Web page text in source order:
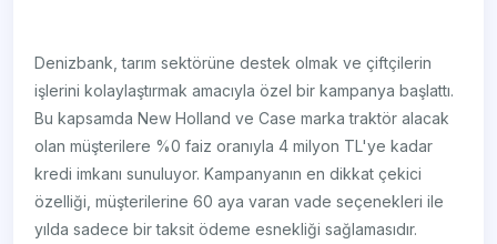
Denizbank, tarım sektörüne destek olmak ve çiftçilerin
işlerini kolaylaştırmak amacıyla özel bir kampanya başlattı.
Bu kapsamda New Holland ve Case marka traktör alacak
olan müşterilere %0 faiz oranıyla 4 milyon TL'ye kadar
kredi imkanı sunuluyor. Kampanyanın en dikkat çekici
özelliği, müşterilerine 60 aya varan vade seçenekleri ile
yılda sadece bir taksit ödeme esnekliği sağlamasıdır.